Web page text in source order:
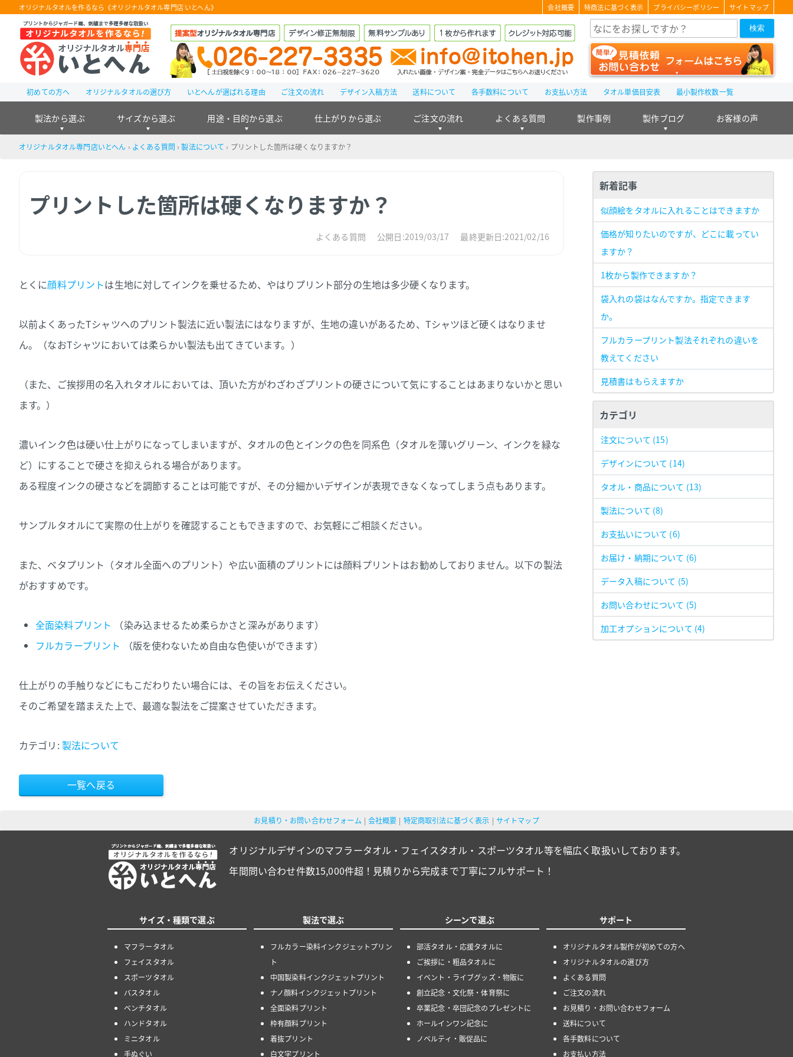
オリジナルタオルを作るなら《オリジナルタオル専門店 いとへん》 会社概要 特商法に基づく表示 プライバシーポリシー サイトマップ
検索
初めての方へ オリジナルタオルの選び方 いとへんが選ばれる理由 ご注文の流れ デザイン入稿方法 送料について 各手数料について お支払い方法 タオル単価目安表 最小製作枚数一覧
製法から選ぶ サイズから選ぶ 用途・目的から選ぶ 仕上がりから選ぶ ご注文の流れ よくある質問 製作事例 製作ブログ お客様の声
オリジナルタオル専門店いとへん › よくある質問 › 製法について › プリントした箇所は硬くなりますか？
プリントした箇所は硬くなりますか？
よくある質問 公開日:2019/03/17 最終更新日:2021/02/16
とくに顔料プリントは生地に対してインクを乗せるため、やはりプリント部分の生地は多少硬くなります。
以前よくあったTシャツへのプリント製法に近い製法にはなりますが、生地の違いがあるため、Tシャツほど硬くはなりませ
ん。（なおTシャツにおいては柔らかい製法も出てきています。）
（また、ご挨拶用の名入れタオルにおいては、頂いた方がわざわざプリントの硬さについて気にすることはあまりないかと思い
ます。）
濃いインク色は硬い仕上がりになってしまいますが、タオルの色とインクの色を同系色（タオルを薄いグリーン、インクを緑な
ど）にすることで硬さを抑えられる場合があります。
ある程度インクの硬さなどを調節することは可能ですが、その分細かいデザインが表現できなくなってしまう点もあります。
サンプルタオルにて実際の仕上がりを確認することもできますので、お気軽にご相談ください。
また、ベタプリント（タオル全面へのプリント）や広い面積のプリントには顔料プリントはお勧めしておりません。以下の製法
がおすすめです。
全面染料プリント （染み込ませるため柔らかさと深みがあります）
フルカラープリント
（版を使わないため自由な色使いができます）
仕上がりの手触りなどにもこだわりたい場合には、その旨をお伝えください。
そのご希望を踏まえた上で、最適な製法をご提案させていただきます。
カテゴリ:製法について
一覧へ戻る
新着記事
似顔絵をタオルに入れることはできますか
価格が知りたいのですが、どこに載ってい
ますか？
1枚から製作できますか？
袋入れの袋はなんですか。指定できます
か。
フルカラープリント製法それぞれの違いを
教えてください
見積書はもらえますか
カテゴリ
注文について (15)
デザインについて (14)
タオル・商品について (13)
製法について (8)
お支払いについて (6)
お届け・納期について (6)
データ入稿について (5)
お問い合わせについて (5)
加工オプションについて (4)
お見積り・お問い合わせフォーム 会社概要 特定商取引法に基づく表示 サイトマップ
オリジナルデザインのマフラータオル・フェイスタオル・スポーツタオル等を幅広く取扱いしております。
年間問い合わせ件数15,000件超！見積りから完成まで丁寧にフルサポート！
サイズ・種類で選ぶ
マフラータオル
フェイスタオル
スポーツタオル
バスタオル
ベンチタオル
ハンドタオル
ミニタオル
手ぬぐい
製法で選ぶ
フルカラー染料インクジェットプリン
ト
中国製染料インクジェットプリント
ナノ顔料インクジェットプリント
全面染料プリント
枠有顔料プリント
着抜プリント
白文字プリント
シーンで選ぶ
部活タオル・応援タオルに
ご挨拶に・粗品タオルに
イベント・ライブグッズ・物販に
創立記念・文化祭・体育祭に
卒業記念・卒団記念のプレゼントに
ホールインワン記念に
ノベルティ・販促品に
サポート
オリジナルタオル製作が初めての方へ
オリジナルタオルの選び方
よくある質問
ご注文の流れ
お見積り・お問い合わせフォーム
送料について
各手数料について
お支払い方法